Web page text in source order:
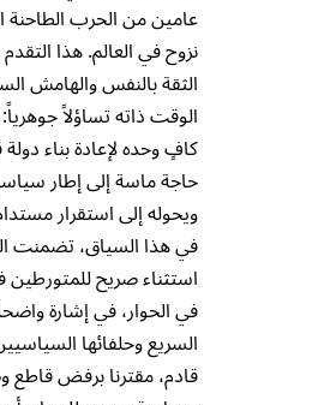
عامين من الحرب الطاحنة
نزوح في العالم. هذا
الثقة بالنفس والهامش
الوقت ذاته تساؤلاً
كافٍ وحده لإعادة بناء دولة
حاجة ماسة إلى إطار
ويحوله إلى استقرار
في هذا السياق، تضمنت
استثناء صريح للمتورطين
في الحوار، في إشارة
السريع وحلفائها
قادم، مقترنا برفض